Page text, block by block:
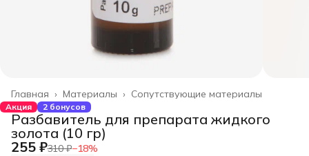
Сопутствующие материалы
Материалы ›
Главная ›
Акция 2 бонусов
Разбавитель для препарата жидкого
золота (10 гр)
255 ₽310 ₽−18%